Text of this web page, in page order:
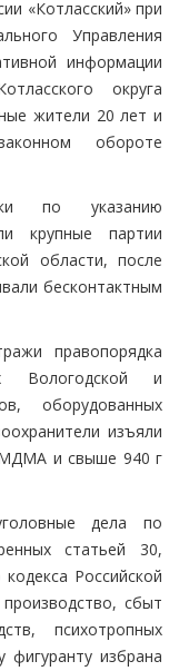
«Котласский» при
Управления
информации
округа
жители 20 лет и
обороте
по указанию
крупные партии
области, после
бесконтактным
правопорядка
Вологодской и
оборудованных
изъяли
МДМА и свыше 940 г
дела по
статьей 30,
Российской
сбыт
психотропных
фигуранту избрана